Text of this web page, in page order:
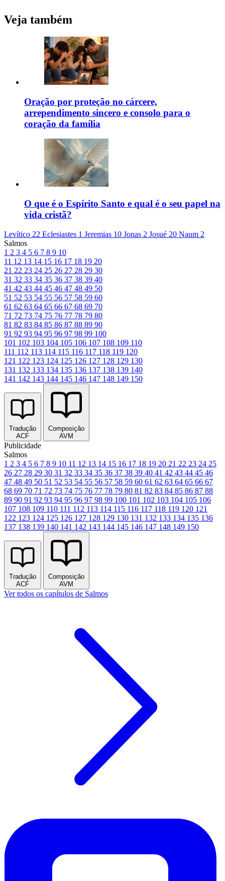
Veja também
Oração por proteção no cárcere,
arrependimento sincero e consolo para o
coração da família
O que é o Espírito Santo e qual é o seu papel na
vida cristã?
Levítico 22 Eclesiastes 1 Jeremias 10 Jonas 2 Josué 20 Naum 2
Salmos
1 2 3 4 5 6 7 8 9 10
11 12 13 14 15 16 17 18 19 20
21 22 23 24 25 26 27 28 29 30
31 32 33 34 35 36 37 38 39 40
41 42 43 44 45 46 47 48 49 50
51 52 53 54 55 56 57 58 59 60
61 62 63 64 65 66 67 68 69 70
71 72 73 74 75 76 77 78 79 80
81 82 83 84 85 86 87 88 89 90
91 92 93 94 95 96 97 98 99 100
101 102 103 104 105 106 107 108 109 110
111 112 113 114 115 116 117 118 119 120
121 122 123 124 125 126 127 128 129 130
131 132 133 134 135 136 137 138 139 140
141 142 143 144 145 146 147 148 149 150
Tradução
ACF
Composição
AVM
Publicidade
Salmos
1 2 3 4 5 6 7 8 9 10 11 12 13 14 15 16 17 18 19 20 21 22 23 24 25
26 27 28 29 30 31 32 33 34 35 36 37 38 39 40 41 42 43 44 45 46
47 48 49 50 51 52 53 54 55 56 57 58 59 60 61 62 63 64 65 66 67
68 69 70 71 72 73 74 75 76 77 78 79 80 81 82 83 84 85 86 87 88
89 90 91 92 93 94 95 96 97 98 99 100 101 102 103 104 105 106
107 108 109 110 111 112 113 114 115 116 117 118 119 120 121
122 123 124 125 126 127 128 129 130 131 132 133 134 135 136
137 138 139 140 141 142 143 144 145 146 147 148 149 150
Tradução
ACF
Composição
AVM
Ver todos os capítulos de Salmos